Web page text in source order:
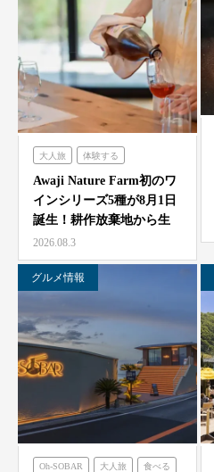
大人旅 体験する
農家レストラン「陽・燦燦」
Awaji Nature Farm初のワ
インシリーズ5種が8月1日
誕生！耕作放棄地から生
ま…
2026.08.3
グルメ情報
Oh-SOBAR 大人旅 食べる